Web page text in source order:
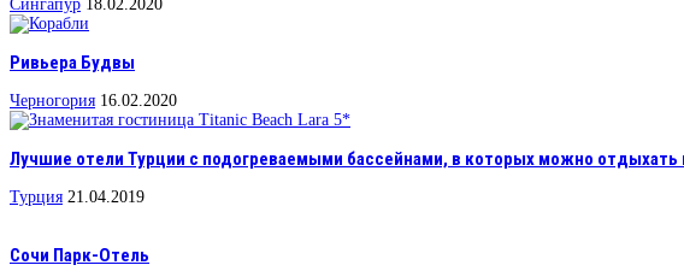
Сингапур 18.02.2020
Ривьера Будвы
Черногория 16.02.2020
Лучшие отели Турции с подогреваемыми бассейнами, в которых можно отдыхать
Турция 21.04.2019
Сочи Парк-Отель